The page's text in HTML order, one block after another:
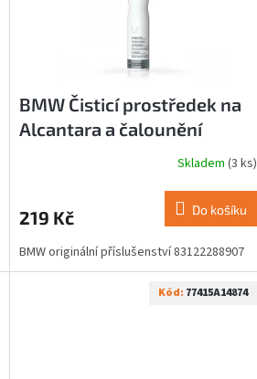
BMW Čisticí prostředek na
Alcantara a čalounění
Skladem (3 ks)
219 Kč Do košíku
BMW originální příslušenství 83122288907
Kód: 77415A14874